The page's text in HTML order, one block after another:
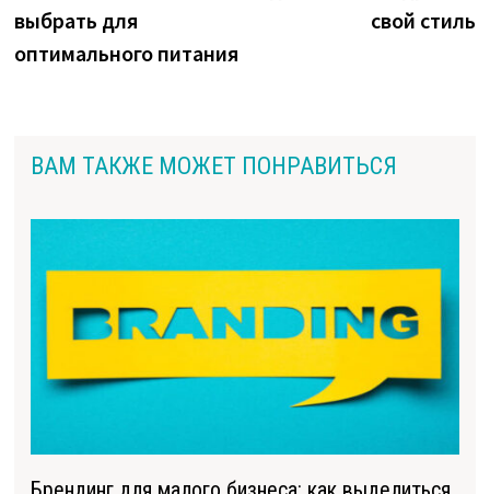
записям
выбрать для
оптимального питания
свой стиль
ВАМ ТАКЖЕ МОЖЕТ ПОНРАВИТЬСЯ